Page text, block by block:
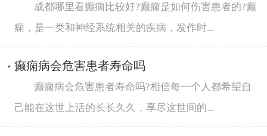
成都哪里看癫痫比较好?癫痫是如何伤害患者的?癫
痫，是一类和神经系统相关的疾病，发作时...
癫痫病会危害患者寿命吗
癫痫病会危害患者寿命吗?相信每一个人都希望自
己能在这世上活的长长久久，享尽这世间的...